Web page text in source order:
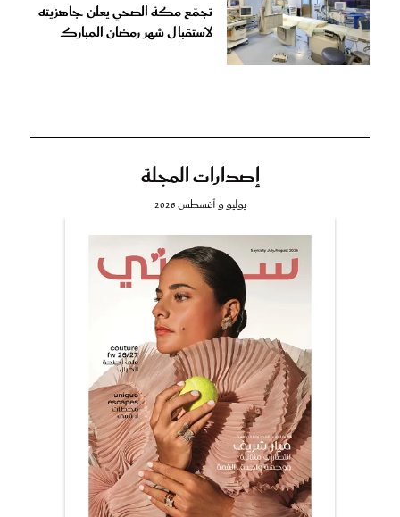
تجمّع مكة الصحي يعلن جاهزيته
لاستقبال شهر رمضان المبارك
إصدارات المجلة
يوليو و أغسطس 2026